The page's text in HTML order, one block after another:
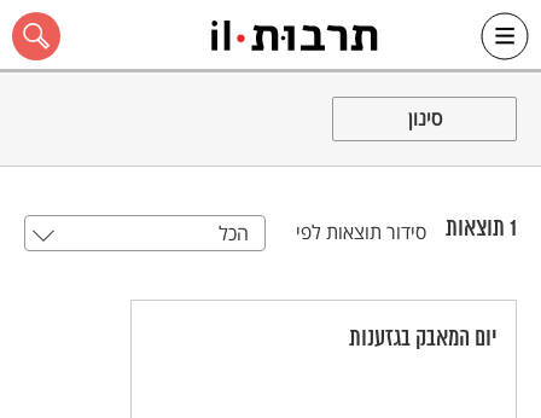
כל האתר
סינון
1 תוצאות סידור תוצאות לפי הכל
יום המאבק בגזענות